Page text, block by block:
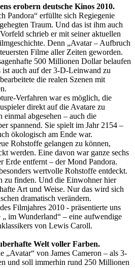
erobern deutsche Kinos 2010.
Pandora“ erfüllte sich Regiegenie
Traum. Und das ist ihm auch
schrieb er mit seiner aktuellen
Denn „Avatar – Aufbruch
Filme aller Zeiten geworden.
500 Millionen Dollar belaufen
ist auch auf der 3-D-Leinwand zu
die realen Szenen mit
Verfahren war es möglich, die
direkt auf die Avatare zu
einmal abgesehen – auch die
spannend. Sie spielt im Jahr 2154 –
ökologisch am Ende war.
Rohstoffe gelangen zu können,
werden. Eine davon war ganze sechs
entfernt – der Mond Pandora.
wertvolle Rohstoffe entdeckt.
zu finden. Und die Einwohner hier
Art und Weise. Nur das wird sich
dramatisch verändern.
Filmjahres 2010 - präsentierte uns
im Wunderland“ – eine aufwendige
von Lewis Caroll.
Welt voller Farben.
„Avatar“ von James Cameron – als 3-
und soll immerhin rund 250 Millionen